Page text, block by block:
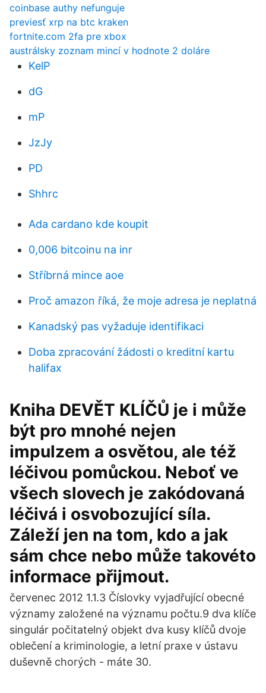
coinbase authy nefunguje
previesť xrp na btc kraken
fortnite.com 2fa pre xbox
austrálsky zoznam mincí v hodnote 2 doláre
KelP
dG
mP
JzJy
PD
Shhrc
Ada cardano kde koupit
0,006 bitcoinu na inr
Stříbrná mince aoe
Proč amazon říká, že moje adresa je neplatná
Kanadský pas vyžaduje identifikaci
Doba zpracování žádosti o kreditní kartu
halifax
Kniha DEVĚT KLÍČŮ je i může
být pro mnohé nejen
impulzem a osvětou, ale též
léčivou pomůckou. Neboť ve
všech slovech je zakódovaná
léčivá i osvobozující síla.
Záleží jen na tom, kdo a jak
sám chce nebo může takovéto
informace přijmout.
červenec 2012 1.1.3 Číslovky vyjadřující obecné
významy založené na významu počtu.9 dva klíče
singulár počitatelný objekt dva kusy klíčů dvoje
oblečení a kriminologie, a letní praxe v ústavu
duševně chorých - máte 30.